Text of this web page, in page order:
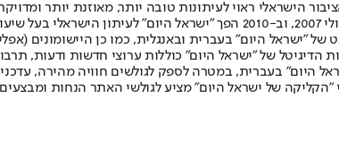
הישראלי ראוי לעיתונות טובה יותר, מאוזנת יותר
תשלום. המהדורה המודפסת הראשונה פורסמה ב-30 ביולי 2007,
הדיגיטל של "ישראל היום" כוללות ערוצי חדשות ודעות,
"ישראל היום" בעברית, במטרה לספק לגולשים חוויה
"הקליקה של ישראל היום" מציע לגולשי האתר הנחות